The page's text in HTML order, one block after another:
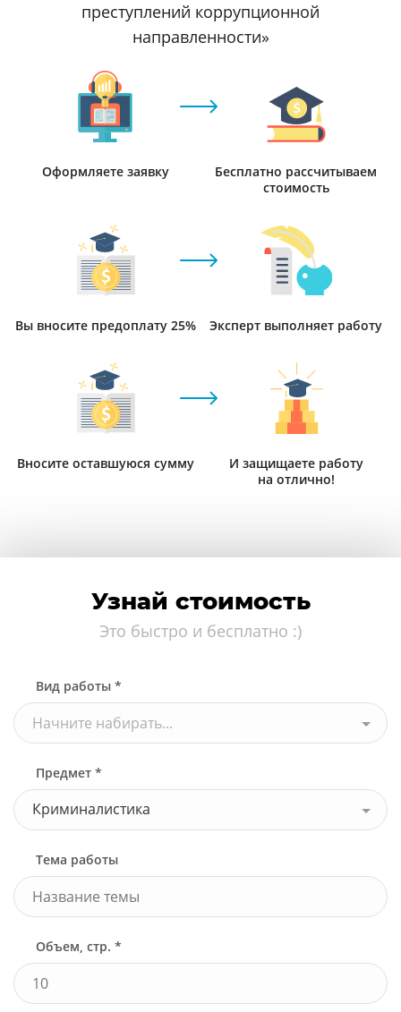
преступлений коррупционной
направленности»
Оформляете заявку
Бесплатно рассчитываем
стоимость
Вы вносите предоплату 25% Эксперт выполняет работу
Вносите оставшуюся сумму
И защищаете работу
на отлично!
Узнай стоимость
Это быстро и бесплатно :)
Вид работы *
Начните набирать...
Предмет *
Криминалистика
Тема работы
Объем, стр. *